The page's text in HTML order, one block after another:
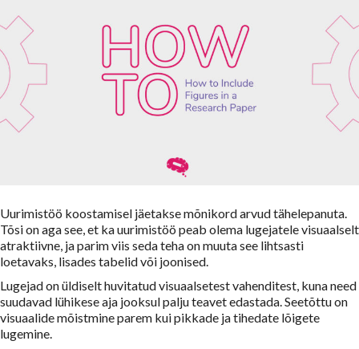
Uurimistöö koostamisel jäetakse mõnikord arvud tähelepanuta.
Tõsi on aga see, et ka uurimistöö peab olema lugejatele visuaalselt
atraktiivne, ja parim viis seda teha on muuta see lihtsasti
loetavaks, lisades tabelid või joonised.
Lugejad on üldiselt huvitatud visuaalsetest vahenditest, kuna need
suudavad lühikese aja jooksul palju teavet edastada. Seetõttu on
visuaalide mõistmine parem kui pikkade ja tihedate lõigete
lugemine.